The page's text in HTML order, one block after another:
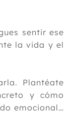
sentir ese
la vida y el
Plantéate
y cómo
emocional…